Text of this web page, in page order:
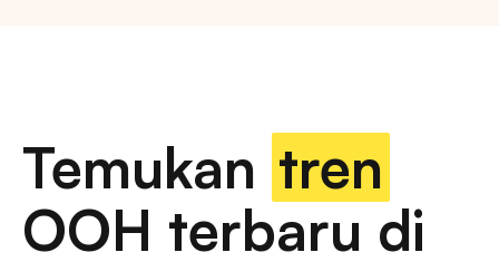
strategis di kota-kota besar di Indonesia.
Temukan billboard berkualitas dengan berbagai
pilihan ukuran dan dimensi
Temukan tren
OOH terbaru di